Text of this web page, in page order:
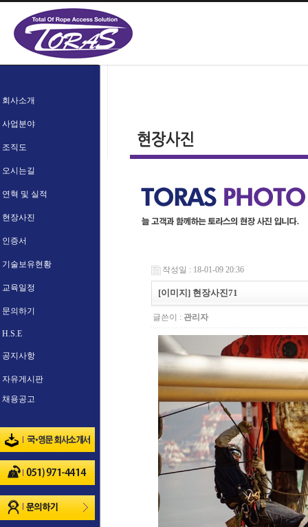
회사소개
사업분야
조직도
오시는길
연혁 및 실적
현장사진
인증서
기술보유현황
교육일정
문의하기
H.S.E
공지사항
자유게시판
채용공고
작성일 : 18-01-09 20:36
[이미지] 현장사진71
글쓴이 : 관리자